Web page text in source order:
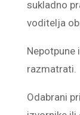
sukladno
voditelja
Nepotpune
razmatrati.
Odabrani